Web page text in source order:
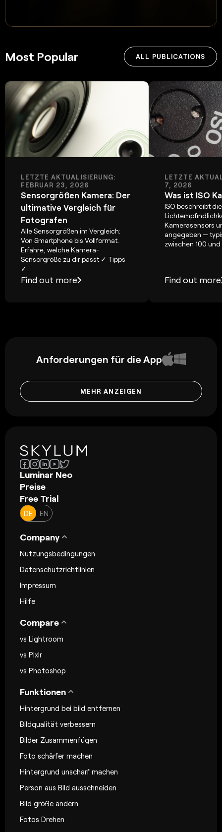
Most Popular ALL PUBLICATIONS
LETZTE AKTUALISIERUNG:
FEBRUAR 23, 2026
Sensorgrößen Kamera: Der
ultimative Vergleich für
Fotografen
Alle Sensorgrößen im Vergleich:
Von Smartphone bis Vollformat.
Erfahre, welche Kamera-
Sensorgröße zu dir passt ✓ Tipps
✓...
Find out more
LETZTE
7, 2026
Was ist ISO
ISO beschreibt die
Kamerasensors
angegeben —
zwischen 100
Find out more
Anforderungen für die App
MEHR ANZEIGEN
Luminar Neo
Preise
Free Trial
DE EN
Company
Nutzungsbedingungen
Datenschutzrichtlinien
Impressum
Hilfe
Compare
vs Lightroom
vs Pixlr
vs Photoshop
Funktionen
Hintergrund bei bild entfernen
Bildqualität verbessern
Bilder Zusammenfügen
Foto schärfer machen
Hintergrund unscharf machen
Person aus Bild ausschneiden
Bild größe ändern
Fotos Drehen